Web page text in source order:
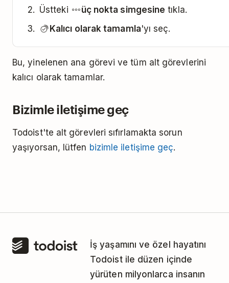
Üstteki
üç nokta simgesine tıkla.
Kalıcı olarak tamamla'yı seç.
Bu, yinelenen ana görevi ve tüm alt görevlerini
kalıcı olarak tamamlar.
Bizimle iletişime geç
Todoist'te alt görevleri sıfırlamakta sorun
yaşıyorsan, lütfen bizimle iletişime geç.
İş yaşamını ve özel hayatını
Todoist ile düzen içinde
yürüten milyonlarca insanın